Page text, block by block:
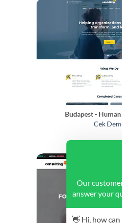
Budapest -
Cek
Our
answer your
👋 Hi, how can